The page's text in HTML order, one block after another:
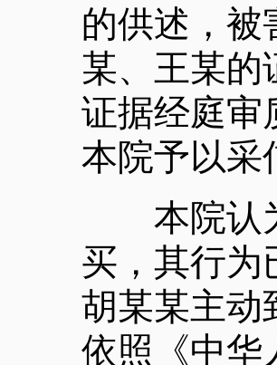
的供述，被
某、王某的
证据经庭审
本院予以采
本院认为
买，其行为
胡某某主动
依照《中华